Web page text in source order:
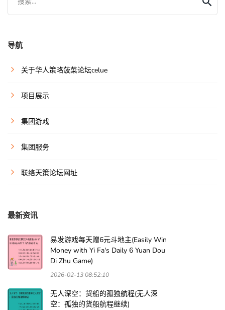
导航
关于华人策略菠菜论坛celue
项目展示
集团游戏
集团服务
联络天策论坛网址
最新资讯
易发游戏每天赠6元斗地主(Easily Win
Money with Yi Fa's Daily 6 Yuan Dou
Di Zhu Game)
2026-02-13 08:52:10
无人深空：货船的孤独航程(无人深
空：孤独的货船航程继续)